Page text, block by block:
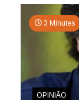
3 Minutes
OPINIÃO